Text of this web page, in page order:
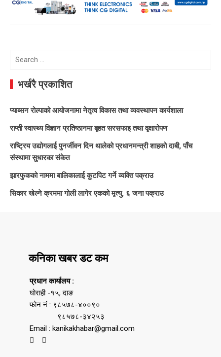
Search
भर्खरै प्रकाशित
प्याब्सन रोल्पाको आयोजनामा नेतृत्व विकास तथा व्यवस्थापन कार्यशाला
राप्ती स्वास्थ्य विज्ञान प्रतिष्ठानमा बृहत सरसफाइ तथा वृक्षारोपण
राष्ट्रिय उद्योगलाई पुनर्जीवन दिन थालेको प्रधानमन्त्री शाहको दाबी, पाँच
संस्थामा सुधारका संकेत
झारफुकको नाममा बालिकालाई कुटपिट गर्ने व्यक्ति पक्राउ
सिकार खेल्ने क्रममा गोली लागेर एकको मृत्यु, ६ जना पक्राउ
कनिका खबर डट कम
प्रधान कार्यालय :
घोराही -१५, दाङ
फोन नं : ९८५७८-४००९०
९८५७८-३४२५३
Email : kanikakhabar@gmail.com